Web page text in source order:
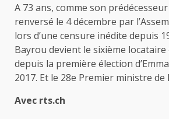
A 73 ans, comme son
renversé le 4 décembre par
lors d’une censure inédite depuis
Bayrou devient le sixième
depuis la première élection
2017. Et le 28e Premier ministre de
Avec rts.ch